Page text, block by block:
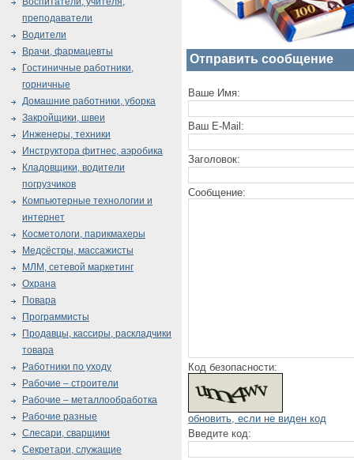
Отправить сообщение
Ваше Имя:
Ваш E-Mail:
Заголовок:
Сообщение:
Код безопасности:
обновить, если не виден код
Введите код:
преподаватели
Водители
Врачи, фармацевты
Гостиничные работники,
горничные
Домашние работники, уборка
Закройщики, швеи
Инженеры, техники
Инструктора фитнес, аэробика
Кладовщики, водители
погрузчиков
Компьютерные технологии и
интернет
Косметологи, парикмахеры
Медсёстры, массажисты
МЛМ, сетевой маркетинг
Охрана
Повара
Программисты
Продавцы, кассиры, раскладчики
товара
Работники по уходу
Рабочие – строители
Рабочие – металлообработка
Рабочие разные
Слесари, сварщики
Секретари, служащие